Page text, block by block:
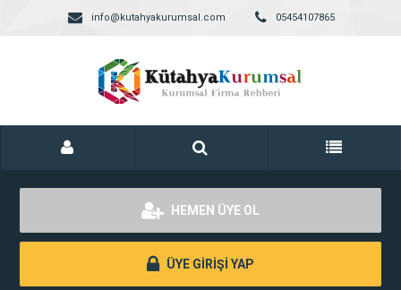
info@kutahyakurumsal.com 05454107865
HEMEN ÜYE OL
ÜYE GİRİŞİ YAP